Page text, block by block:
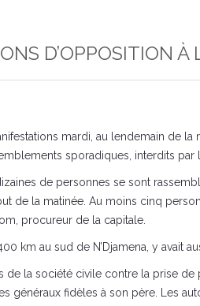
D’OPPOSITION À
mardi, au lendemain de la
sporadiques, interdits par
de personnes se sont
de la matinée. Au moins cinq
procureur de la capitale.
au sud de N’Djamena, y avait
de la société civile contre la prise
généraux fidèles à son père. Les